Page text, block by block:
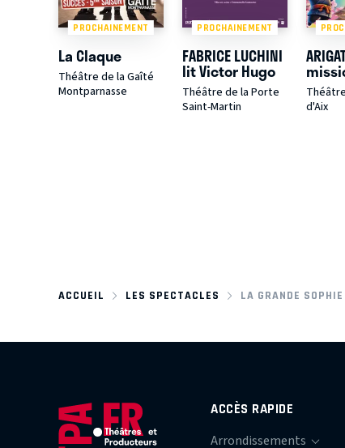
PROCHAINEMENT
La Claque
Théâtre de la Gaîté
Montparnasse
PROCHAINEMENT
FABRICE LUCHINI
lit Victor Hugo
Théâtre de la Porte
Saint-Martin
d'Aix
ACCUEIL LES SPECTACLES LA GRANDE
ACCÈS RAPIDE